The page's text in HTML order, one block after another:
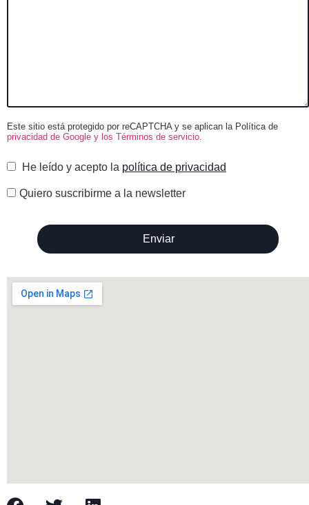
Este sitio está protegido por reCAPTCHA y se aplican la Política de
privacidad de Google y los Términos de servicio.
He leído y acepto la política de privacidad
Quiero suscribirme a la newsletter